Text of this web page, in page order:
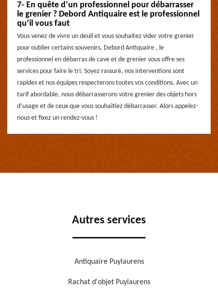
7- En quête d’un professionnel pour débarrasser
le grenier ? Debord Antiquaire est le professionnel
qu’il vous faut
Vous venez de vivre un deuil et vous souhaitez vider votre grenier
pour oublier certains souvenirs, Debord Antiquaire , le
professionnel en débarras de cave et de grenier vous offre ses
services pour faire le tri. Soyez rassuré, nos interventions sont
rapides et nos équipes respecterons toutes vos conditions. Avec un
tarif abordable, nous débarrasserons votre grenier des objets hors
d’usage et de ceux que vous souhaitiez débarrasser. Alors appelez-
nous et fixez un rendez-vous !
Autres services
Antiquaire Puylaurens
Rachat d'objet Puylaurens